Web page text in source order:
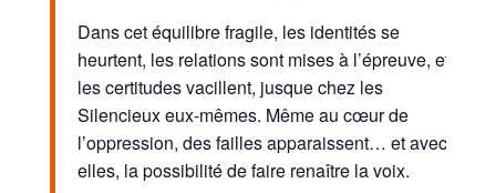
Dans cet équilibre fragile, les identités se
heurtent, les relations sont mises à l’épreuve, et
les certitudes vacillent, jusque chez les
Silencieux eux-mêmes. Même au cœur de
l’oppression, des failles apparaissent… et avec
elles, la possibilité de faire renaître la voix.